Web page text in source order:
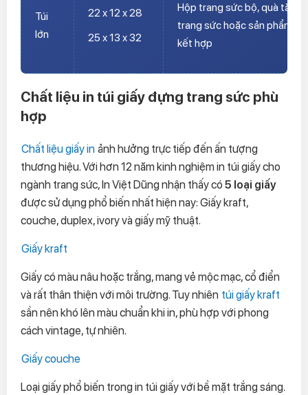
Túi
lớn
22 x 12 x 28
25 x 13 x 32
Hộp trang sức bộ, quà tặng
trang sức hoặc sản phẩm
kết hợp
Chất liệu in túi giấy đựng trang sức phù
hợp
Chất liệu giấy in ảnh hưởng trực tiếp đến ấn tượng
thương hiệu. Với hơn 12 năm kinh nghiệm in túi giấy cho
ngành trang sức, In Việt Dũng nhận thấy có 5 loại giấy
được sử dụng phổ biến nhất hiện nay: Giấy kraft,
couche, duplex, ivory và giấy mỹ thuật.
Giấy kraft
Giấy có màu nâu hoặc trắng, mang vẻ mộc mạc, cổ điển
và rất thân thiện với môi trường. Tuy nhiên túi giấy kraft
sần nên khó lên màu chuẩn khi in, phù hợp với phong
cách vintage, tự nhiên.
Giấy couche
Loại giấy phổ biến trong in túi giấy với bề mặt trắng sáng.